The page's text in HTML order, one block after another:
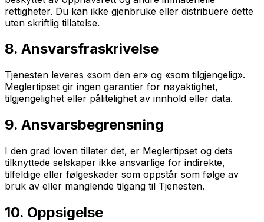
rettigheter. Du kan ikke gjenbruke eller distribuere dette
uten skriftlig tillatelse.
8. Ansvarsfraskrivelse
Tjenesten leveres «som den er» og «som tilgjengelig».
Meglertipset gir ingen garantier for nøyaktighet,
tilgjengelighet eller pålitelighet av innhold eller data.
9. Ansvarsbegrensning
I den grad loven tillater det, er Meglertipset og dets
tilknyttede selskaper ikke ansvarlige for indirekte,
tilfeldige eller følgeskader som oppstår som følge av
bruk av eller manglende tilgang til Tjenesten.
10. Oppsigelse